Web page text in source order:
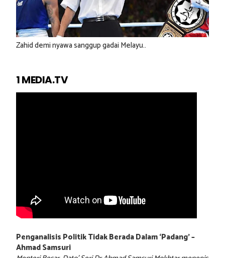
Zahid demi nyawa sanggup gadai Melayu..
1 MEDIA.TV
Penganalisis Politik Tidak Berada Dalam ‘Padang’ –
Ahmad Samsuri